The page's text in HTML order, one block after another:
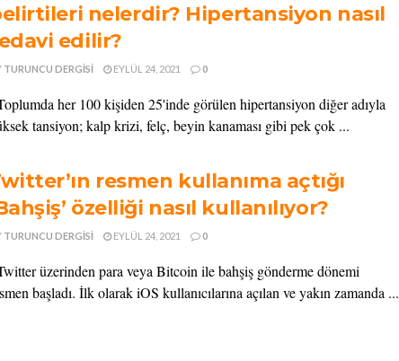
nelerdir? Hipertansiyon nasıl
edilir?
TURUNCU DERGISI EYLÜL 24, 2021 0
her 100 kişiden 25'inde görülen hipertansiyon diğer adıyla
tansiyon; kalp krizi, felç, beyin kanaması gibi pek çok ...
resmen kullanıma açtığı
özelliği nasıl kullanılıyor?
TURUNCU DERGISI EYLÜL 24, 2021 0
üzerinden para veya Bitcoin ile bahşiş gönderme dönemi
başladı. İlk olarak iOS kullanıcılarına açılan ve yakın zamanda ...